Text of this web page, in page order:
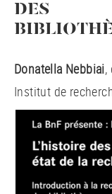
DES
Donatella Nebbiai,
Institut de